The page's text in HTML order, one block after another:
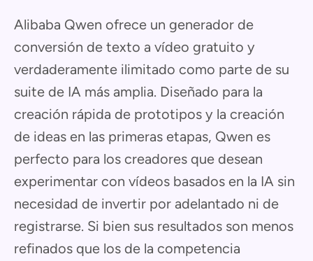
Alibaba Qwen ofrece un generador de
conversión de texto a vídeo gratuito y
verdaderamente ilimitado como parte de su
suite de IA más amplia. Diseñado para la
creación rápida de prototipos y la creación
de ideas en las primeras etapas, Qwen es
perfecto para los creadores que desean
experimentar con vídeos basados en la IA sin
necesidad de invertir por adelantado ni de
registrarse. Si bien sus resultados son menos
refinados que los de la competencia